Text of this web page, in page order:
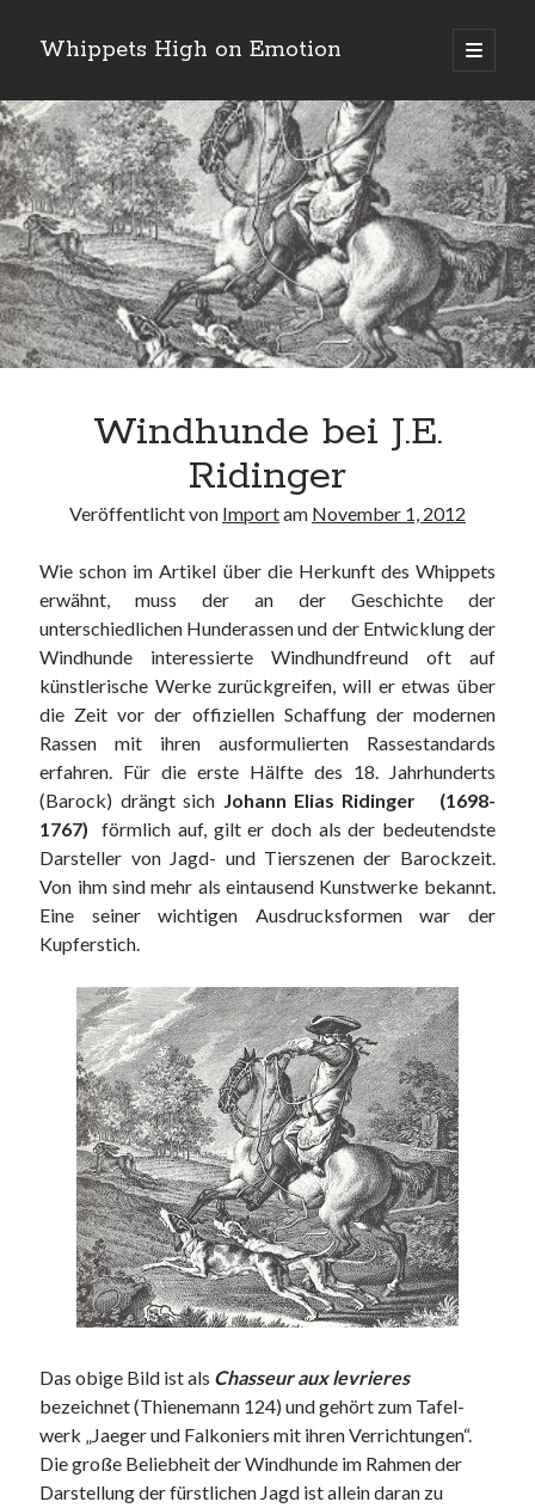
Whippets High on Emotion
öffnen
Sidebar
Neueste Kommentare
Profil
von
ingrid.krahheiermann
auf
Facebook
anzeigen
Archiv
Archiv
Windhunde bei J.E.
Ridinger
Veröffentlicht von Importam November 1, 2012
Wie schon im Artikel über die Herkunft des Whippets
erwähnt, muss der an der Geschichte der
unterschiedlichen Hunderassen und der Entwicklung der
Windhunde interessierte Windhundfreund oft auf
künstlerische Werke zurückgreifen, will er etwas über
die Zeit vor der offiziellen Schaffung der modernen
Rassen mit ihren ausformulierten Rassestandards
erfahren. Für die erste Hälfte des 18. Jahrhunderts
(Barock) drängt sich Johann Elias Ridinger (1698-
1767)förmlich auf, gilt er doch als der bedeutendste
Darsteller von Jagd- und Tierszenen der Barockzeit.
Von ihm sind mehr als eintausend Kunstwerke bekannt.
Eine seiner wichtigen Ausdrucksformen war der
Kupferstich.
Das obige Bild ist als Chasseur aux levrieres
bezeichnet (Thienemann 124) und gehört zum Tafel-
werk „Jaeger und Falkoniers mit ihren Verrichtungen“.
Die große Beliebheit der Windhunde im Rahmen der
Darstellung der fürstlichen Jagd ist allein daran zu